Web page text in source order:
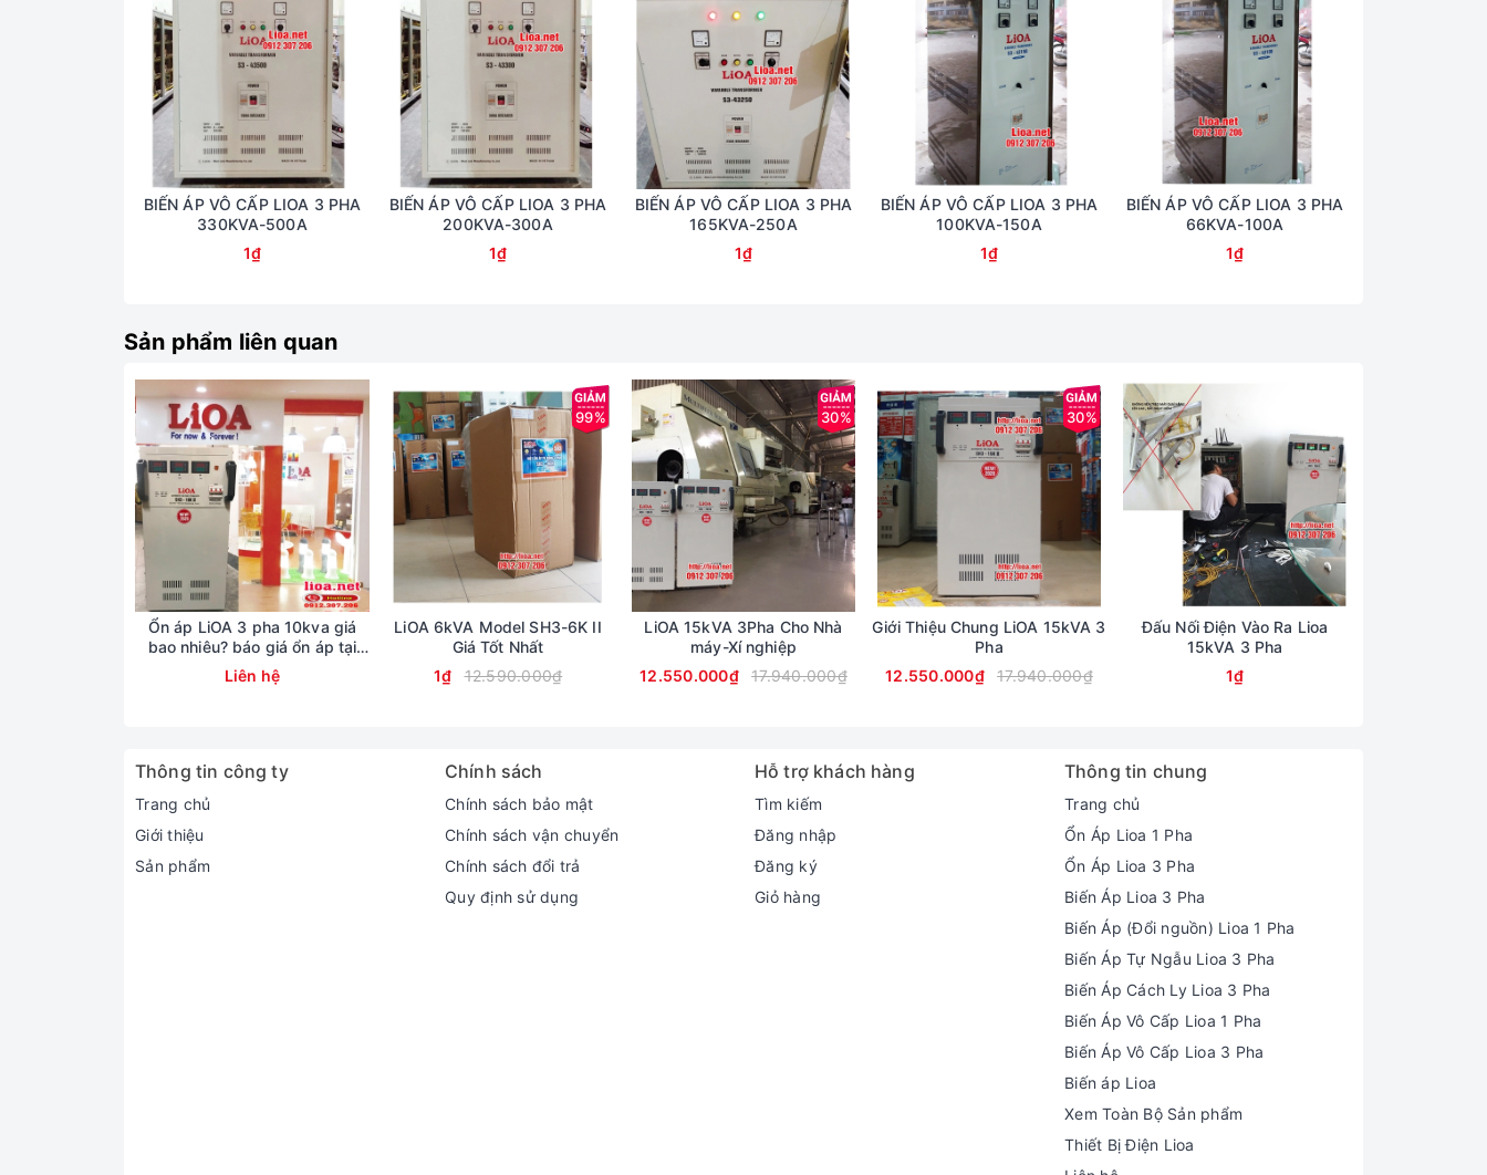
BIẾN ÁP VÔ CẤP LIOA 3 PHA
330KVA-500A
1₫
BIẾN ÁP VÔ CẤP LIOA 3 PHA
200KVA-300A
1₫
BIẾN ÁP VÔ CẤP LIOA 3 PHA
165KVA-250A
1₫
BIẾN ÁP VÔ CẤP LIOA 3 PHA
100KVA-150A
1₫
BIẾN ÁP VÔ CẤP LIOA 3 PHA
66KVA-100A
1₫
Sản phẩm liên quan
Ổn áp LiOA 3 pha 10kva giá
bao nhiêu? báo giá ổn áp tại
kho lioa Nhật Linh
Liên hệ
99%
LiOA 6kVA Model SH3-6K II
Giá Tốt Nhất
1₫
12.590.000₫
30%
LiOA 15kVA 3Pha Cho Nhà
máy-Xí nghiệp
12.550.000₫
17.940.000₫
30%
Giới Thiệu Chung LiOA 15kVA 3
Pha
12.550.000₫
17.940.000₫
Đấu Nối Điện Vào Ra Lioa
15kVA 3 Pha
1₫
Thông tin công ty
Trang chủ
Giới thiệu
Sản phẩm
Chính sách
Chính sách bảo mật
Chính sách vận chuyển
Chính sách đổi trả
Quy định sử dụng
Hỗ trợ khách hàng
Tìm kiếm
Đăng nhập
Đăng ký
Giỏ hàng
Thông tin chung
Trang chủ
Ổn Áp Lioa 1 Pha
Ổn Áp Lioa 3 Pha
Biến Áp Lioa 3 Pha
Biến Áp (Đổi nguồn) Lioa 1 Pha
Biến Áp Tự Ngẫu Lioa 3 Pha
Biến Áp Cách Ly Lioa 3 Pha
Biến Áp Vô Cấp Lioa 1 Pha
Biến Áp Vô Cấp Lioa 3 Pha
Biến áp Lioa
Xem Toàn Bộ Sản phẩm
Thiết Bị Điện Lioa